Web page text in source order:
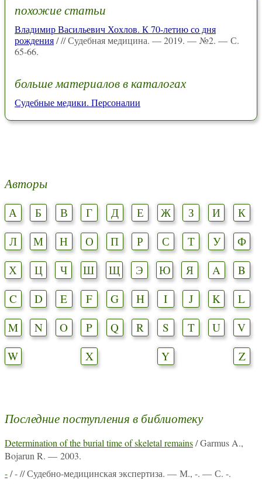
похожие статьи
Владимир Васильевич Хохлов. К 70-летию со дня
рождения/ // Судебная медицина. — 2019. — №2. — С.
65-66.
больше материалов в каталогах
Судебные медики. Персоналии
Авторы
А Б В Г Д Е Ж З И
К
Л
М Н О П Р С Т У
Ф
Х
Ц Ч Ш Щ Э Ю Я A
B
C
D E F G H I J K
L
M
N O P Q R S T U
V
W
X Y Z
Последние поступления в библиотеку
Determination of the burial time of skeletal remains/ Garmus A.,
Bojarun R. — 2003.
-/ - // Судебно-медицинская экспертиза. — М., -. — С. -.